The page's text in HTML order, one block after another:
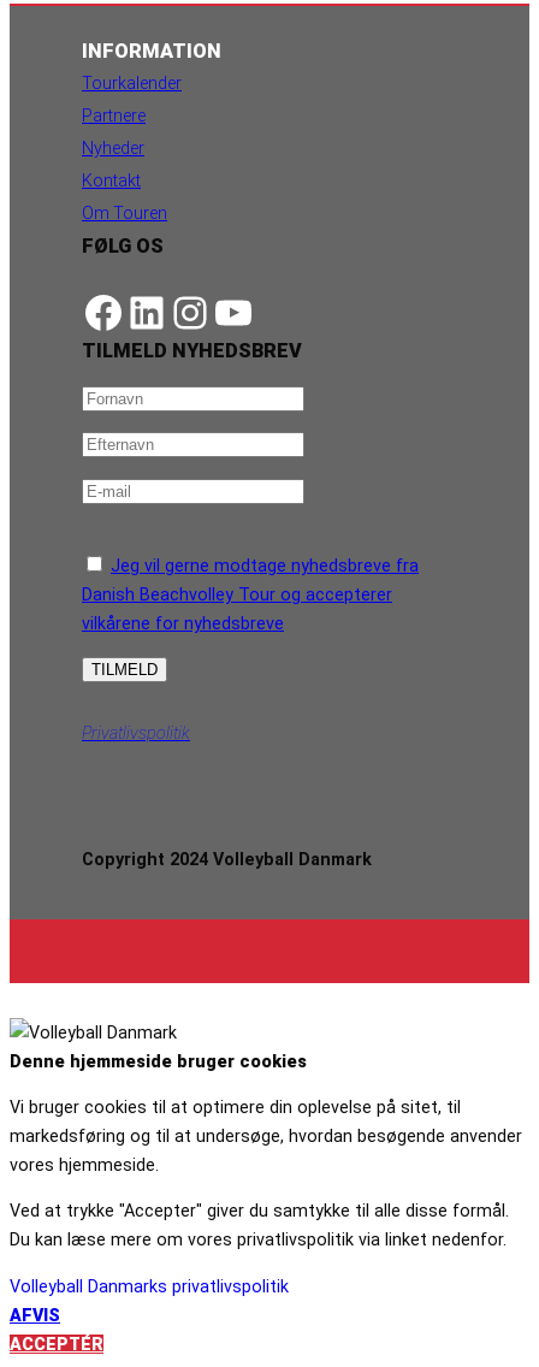
INFORMATION
Tourkalender
Partnere
Nyheder
Kontakt
Om Touren
FØLG OS
https://www.facebook.com/danishbeachvolleytour LinkedIn Instagram YouTube
TILMELD NYHEDSBREV
Jeg vil gerne modtage nyhedsbreve fra
Danish Beachvolley Tour og accepterer
vilkårene for nyhedsbreve
Privatlivspolitik
Copyright 2024 Volleyball Danmark
Denne hjemmeside bruger cookies
Vi bruger cookies til at optimere din oplevelse på sitet, til
markedsføring og til at undersøge, hvordan besøgende anvender
vores hjemmeside.
Ved at trykke "Accepter" giver du samtykke til alle disse formål.
Du kan læse mere om vores privatlivspolitik via linket nedenfor.
Volleyball Danmarks privatlivspolitik
AFVIS
ACCEPTÉR